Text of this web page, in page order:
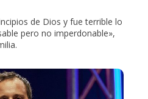
de Dios y fue terrible lo
pero no imperdonable»,